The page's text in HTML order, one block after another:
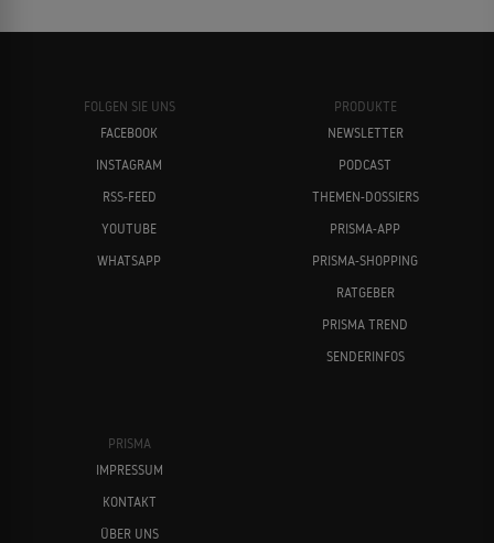
FOLGEN SIE UNS
FACEBOOK
INSTAGRAM
RSS-FEED
YOUTUBE
WHATSAPP
PRODUKTE
NEWSLETTER
PODCAST
THEMEN-DOSSIERS
PRISMA-APP
PRISMA-SHOPPING
RATGEBER
PRISMA TREND
SENDERINFOS
PRISMA
IMPRESSUM
KONTAKT
ÜBER UNS